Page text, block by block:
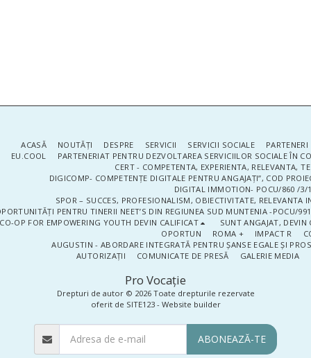
Pro Vocaţie
Drepturi de autor © 2026 Toate drepturile rezervate
oferit de SITE123- Website builder
ACASĂ NOUTĂŢI DESPRE SERVICII SERVICII SOCIALE
EU.COOL
PARTENERIAT PENTRU DEZVOLTAREA SERVICIILOR SOCIALE ÎN
CERT - COMPETENTA, EXPERIENTA, RELEVANTA,
DIGICOMP- COMPETENȚE DIGITALE PENTRU ANGAJAȚI”, COD
DIGITAL IMMOTION- POCU/860 /3/
SPOR – SUCCES, PROFESIONALISM, OBIECTIVITATE, RELEVANTA
PENTRU TINERII NEET’S DIN REGIUNEA SUD MUNTENIA -POCU/
CO-OP FOR EMPOWERING YOUTH DEVIN CALIFICAT
SUNT ANGAJAT, DEVIN
OPORTUN
ROMA + IMPACT R
AUGUSTIN - ABORDARE INTEGRATĂ PENTRU ȘANSE EGALE ȘI
AUTORIZAȚII
COMUNICATE DE PRESĂ GALERIE MEDIA
ABONEAZĂ-TE